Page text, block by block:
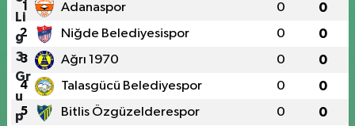
1 Adanaspor 0 0
2 Niğde Belediyesispor 0 0
3 Ağrı 1970 0 0
4 Talasgücü Belediyespor 0 0
5 Bitlis Özgüzelderespor 0 0